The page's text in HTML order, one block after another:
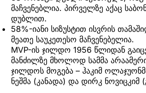
მაჩვენებლია. პირველზე აქაც
დუბლით.
58%-იანი სიზუსტით ისვრის
მეათე საუკეთესო მაჩვენებელია.
MVP-ის ჯილდო 1956 წლიდან
მანძილზე მხოლოდ სამმა
ჯილდოს მოგება – ჰაკიმ
ნეშმა (კანადა) და დირკ ნოვიცკიმ